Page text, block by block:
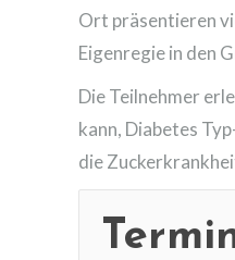
Ort präsentieren
Eigenregie in den
Die Teilnehmer
kann, Diabetes
die